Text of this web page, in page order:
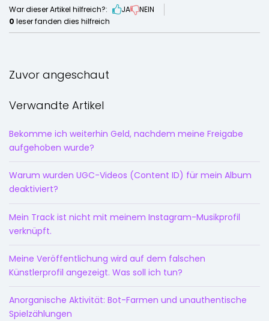
War dieser Artikel hilfreich?: JA
NEIN
0 leser fanden dies hilfreich
Zuvor angeschaut
Verwandte Artikel
Bekomme ich weiterhin Geld, nachdem meine Freigabe
aufgehoben wurde?
Warum wurden UGC-Videos (Content ID) für mein Album
deaktiviert?
Mein Track ist nicht mit meinem Instagram-Musikprofil
verknüpft.
Meine Veröffentlichung wird auf dem falschen
Künstlerprofil angezeigt. Was soll ich tun?
Anorganische Aktivität: Bot-Farmen und unauthentische
Spielzählungen